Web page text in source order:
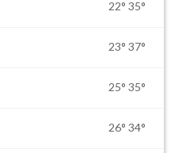
22° 35°
23° 37°
25° 35°
26° 34°